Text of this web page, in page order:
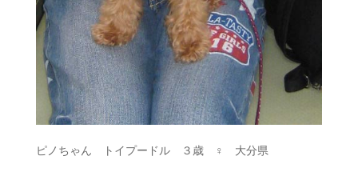
ピノちゃん トイプードル ３歳 ♀ 大分県